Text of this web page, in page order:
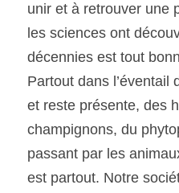
unir et à retrouver une
les sciences ont
décennies est tout
Partout dans l’éventail
et reste présente, des
champignons, du
passant par les
est partout. Notre